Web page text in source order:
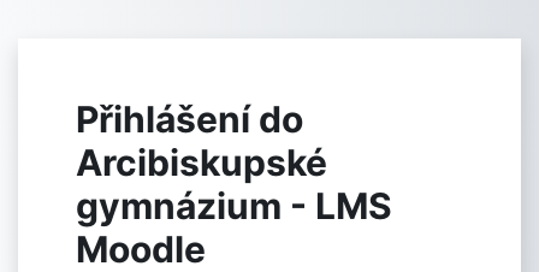
Přihlášení do
Arcibiskupské
gymnázium - LMS
Moodle